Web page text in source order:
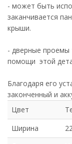
- может быть
заканчивается
крыши.
- дверные проемы
помощи этой
Благодаря его
законченный и
Цвет
Ширина